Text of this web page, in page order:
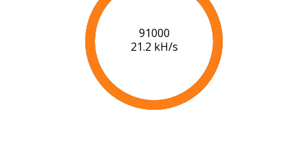
91000
21.2 kH/s